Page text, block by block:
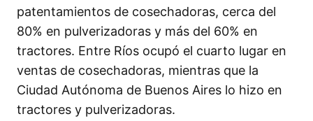
patentamientos de cosechadoras, cerca del
80% en pulverizadoras y más del 60% en
tractores. Entre Ríos ocupó el cuarto lugar en
ventas de cosechadoras, mientras que la
Ciudad Autónoma de Buenos Aires lo hizo en
tractores y pulverizadoras.